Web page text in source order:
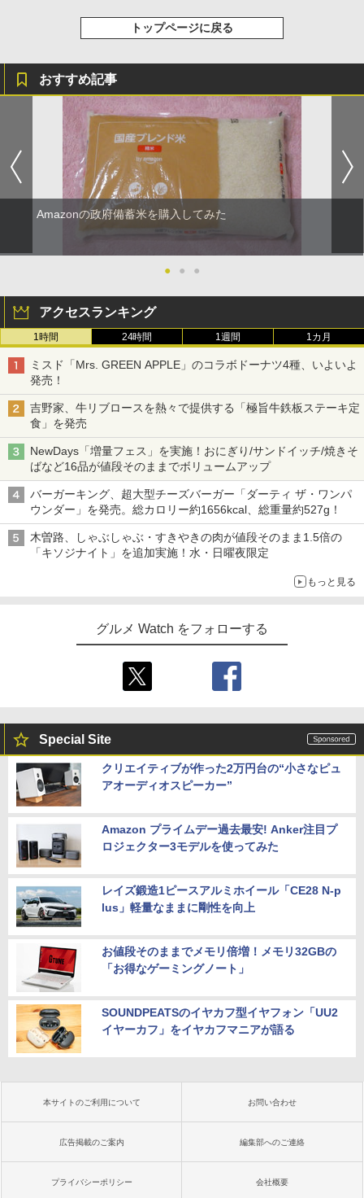
トップページに戻る
おすすめ記事
Amazonの政府備蓄米を購入してみた
● ● ●
アクセスランキング
1時間 24時間 1週間 1カ月
ミスド「Mrs. GREEN APPLE」のコラボドーナツ4種、いよいよ
発売！
吉野家、牛リブロースを熱々で提供する「極旨牛鉄板ステーキ定
食」を発売
NewDays「増量フェス」を実施！おにぎり/サンドイッチ/焼きそ
ばなど16品が値段そのままでボリュームアップ
バーガーキング、超大型チーズバーガー「ダーティ ザ・ワンパ
ウンダー」を発売。総カロリー約1656kcal、総重量約527g！
木曽路、しゃぶしゃぶ・すきやきの肉が値段そのまま1.5倍の
「キソジナイト」を追加実施！水・日曜夜限定
もっと見る
グルメ Watch をフォローする
Special Site
クリエイティブが作った2万円台の“小さなピュ
アオーディオスピーカー”
Amazon プライムデー過去最安! Anker注目プ
ロジェクター3モデルを使ってみた
レイズ鍛造1ピースアルミホイール「CE28 N-p
lus」軽量なままに剛性を向上
お値段そのままでメモリ倍増！メモリ32GBの
「お得なゲーミングノート」
SOUNDPEATSのイヤカフ型イヤフォン「UU2
イヤーカフ」をイヤカフマニアが語る
本サイトのご利用について お問い合わせ
広告掲載のご案内 編集部へのご連絡
プライバシーポリシー 会社概要